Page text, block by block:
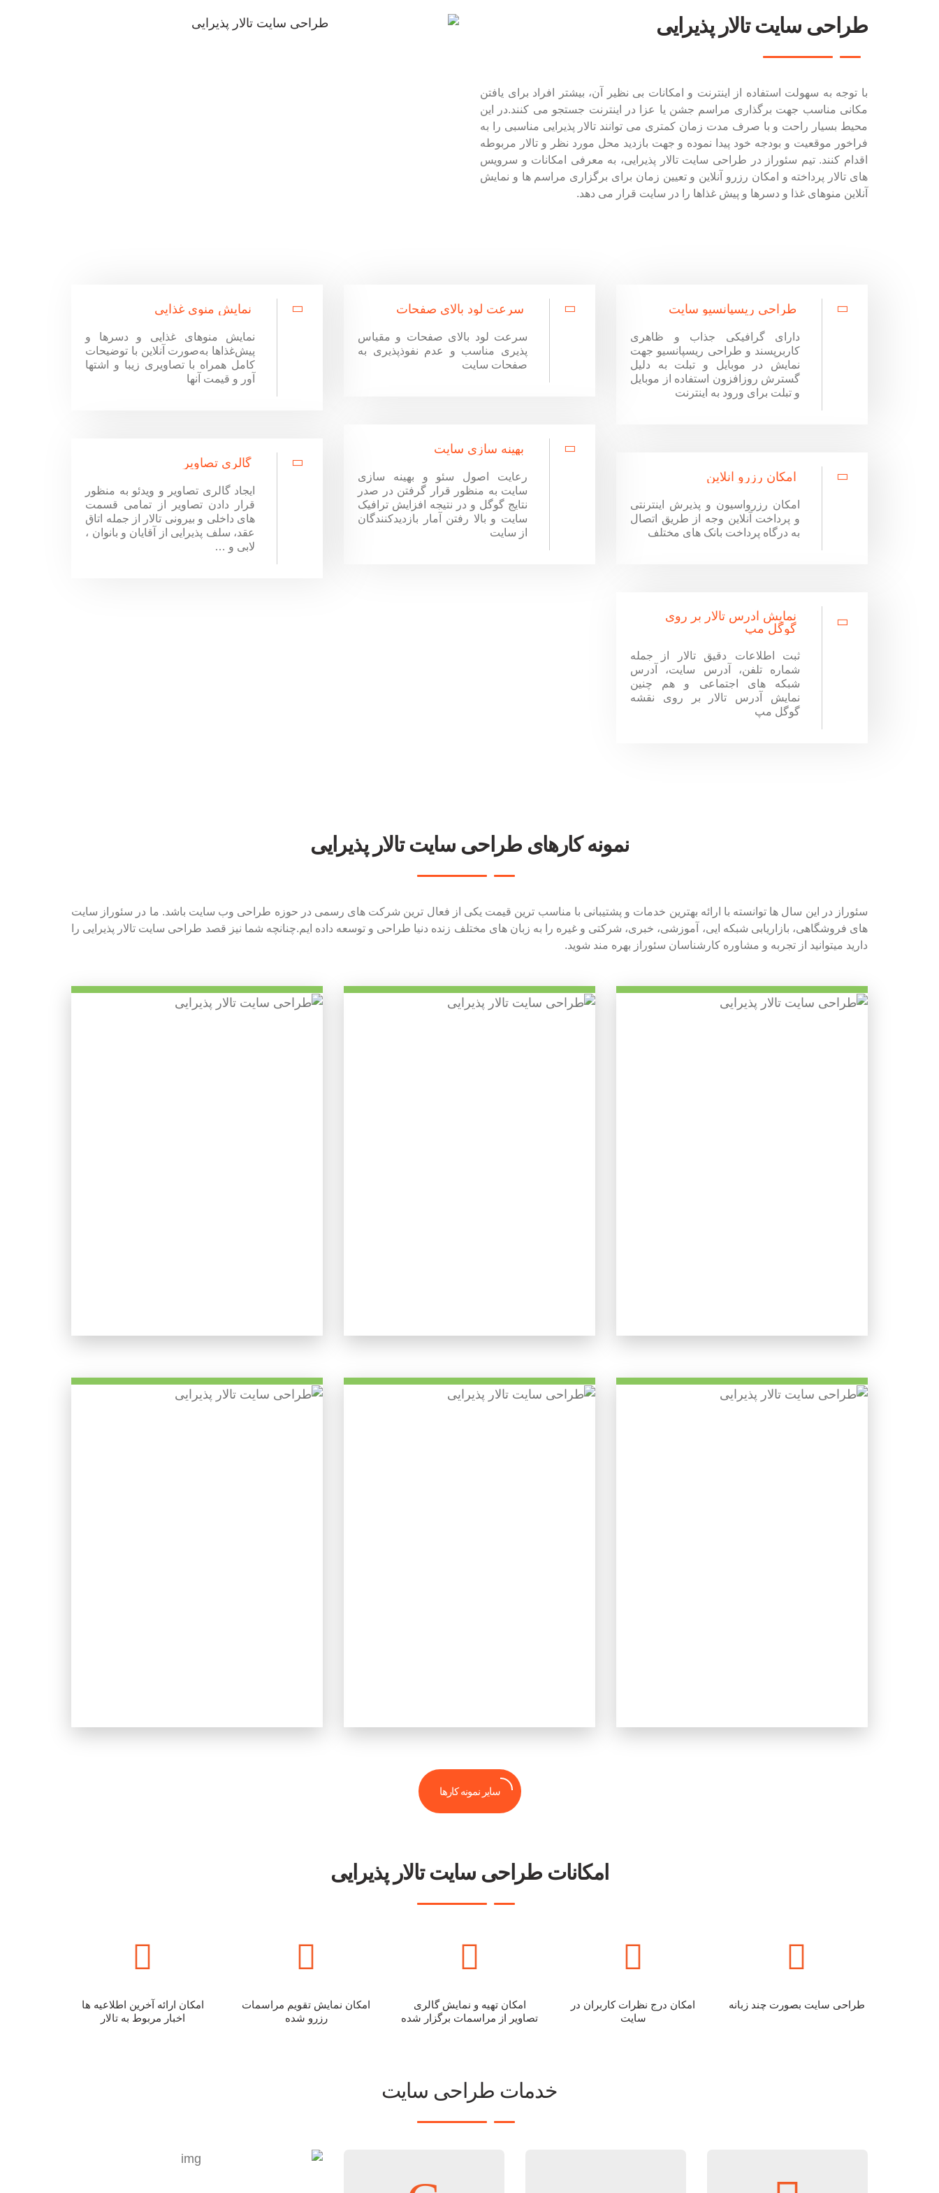
طراحی سایت تالار پذیرایی
با توجه به سهولت استفاده از اینترنت و امکانات بی نظیر آن، بیشتر افراد برای یافتن
مکانی مناسب جهت برگذاری مراسم جشن یا عزا در اینترنت جستجو می کنند.در این
محیط بسیار راحت و با صرف مدت زمان کمتری می توانند تالار پذیرایی مناسبی را به
فراخور موقعیت و بودجه خود پیدا نموده و جهت بازدید محل مورد نظر و تالار مربوطه
اقدام کنند. تیم سئوراز در طراحی سایت تالار پذیرایی، به معرفی امکانات و سرویس
های تالار پرداخته و امکان رزرو آنلاین و تعیین زمان برای برگزاری مراسم ها و نمایش
آنلاین منوهای غذا و دسرها و پیش غذاها را در سایت قرار می دهد.
طراحی ریسپانسیو سایت
دارای گرافیکی جذاب و ظاهری
کاربرپسند و طراحی ریسپانسیو جهت
نمایش در موبایل و تبلت به دلیل
گسترش روزافزون استفاده از موبایل
و تبلت برای ورود به اینترنت
امکان رزرو آنلاین
امکان رزرواسیون و پذیرش اینترنتی
و پرداخت آنلاین وجه از طریق اتصال
به درگاه پرداخت بانک های مختلف
نمایش آدرس تالار بر روی
گوگل مپ
ثبت اطلاعات دقیق تالار از جمله
شماره تلفن، آدرس سایت، آدرس
شبکه های اجتماعی و هم چنین
نمایش آدرس تالار بر روی نقشه
گوگل مپ
سرعت لود بالای صفحات
سرعت لود بالای صفحات و مقیاس
پذیری مناسب و عدم نفوذپذیری به
صفحات سایت
بهینه سازی سایت
رعایت اصول سئو و بهینه سازی
سایت به منظور قرار گرفتن در صدر
نتایج گوگل و در نتیجه افزایش ترافیک
سایت و بالا رفتن آمار بازدیدکنندگان
از سایت
نمایش منوی غذایی
نمایش منوهای غذایی و دسرها و
پیش‌غذاها به‌صورت آنلاین با توضیحات
کامل همراه با تصاویری زیبا و اشتها
آور و قیمت آنها
گالری تصاویر
ایجاد گالری تصاویر و ویدئو به منظور
قرار دادن تصاویر از تمامی قسمت
های داخلی و بیرونی تالار از جمله اتاق
عقد، سلف پذیرایی از آقایان و بانوان ،
لابی و …
نمونه کارهای طراحی سایت تالار پذیرایی
سئوراز در این سال ها توانسته با ارائه بهترین خدمات و پشتیبانی با مناسب ترین قیمت یکی از فعال ترین شرکت های رسمی در حوزه طراحی وب سایت باشد. ما در سئوراز سایت
های فروشگاهی، بازاریابی شبکه ایی، آموزشی، خبری، شرکتی و غیره را به زبان های مختلف زنده دنیا طراحی و توسعه داده ایم.چنانچه شما نیز قصد طراحی سایت تالار پذیرایی را
دارید میتوانید از تجربه و مشاوره کارشناسان سئوراز بهره مند شوید.
سایر نمونه کارها
امکانات طراحی سایت تالار پذیرایی
طراحی سایت بصورت چند زبانه
امکان درج نظرات کاربران در
سایت
امکان تهیه و نمایش گالری
تصاویر از مراسمات برگزار شده
امکان نمایش تقویم مراسمات
رزرو شده
امکان ارائه آخرین اطلاعیه ها
اخبار مربوط به تالار
خدمات طراحی سایت